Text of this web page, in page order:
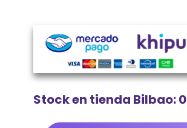
Stock en tienda Bilbao: 0